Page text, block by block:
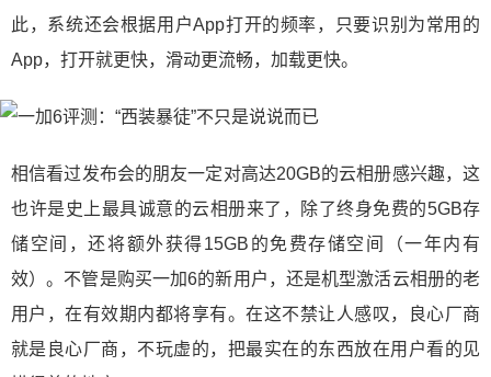
此，系统还会根据用户App打开的频率，只要识别为常用的
App，打开就更快，滑动更流畅，加载更快。
相信看过发布会的朋友一定对高达20GB的云相册感兴趣，这
也许是史上最具诚意的云相册来了，除了终身免费的5GB存
储空间，还将额外获得15GB的免费存储空间（一年内有
效）。不管是购买一加6的新用户，还是机型激活云相册的老
用户，在有效期内都将享有。在这不禁让人感叹，良心厂商
就是良心厂商，不玩虚的，把最实在的东西放在用户看的见